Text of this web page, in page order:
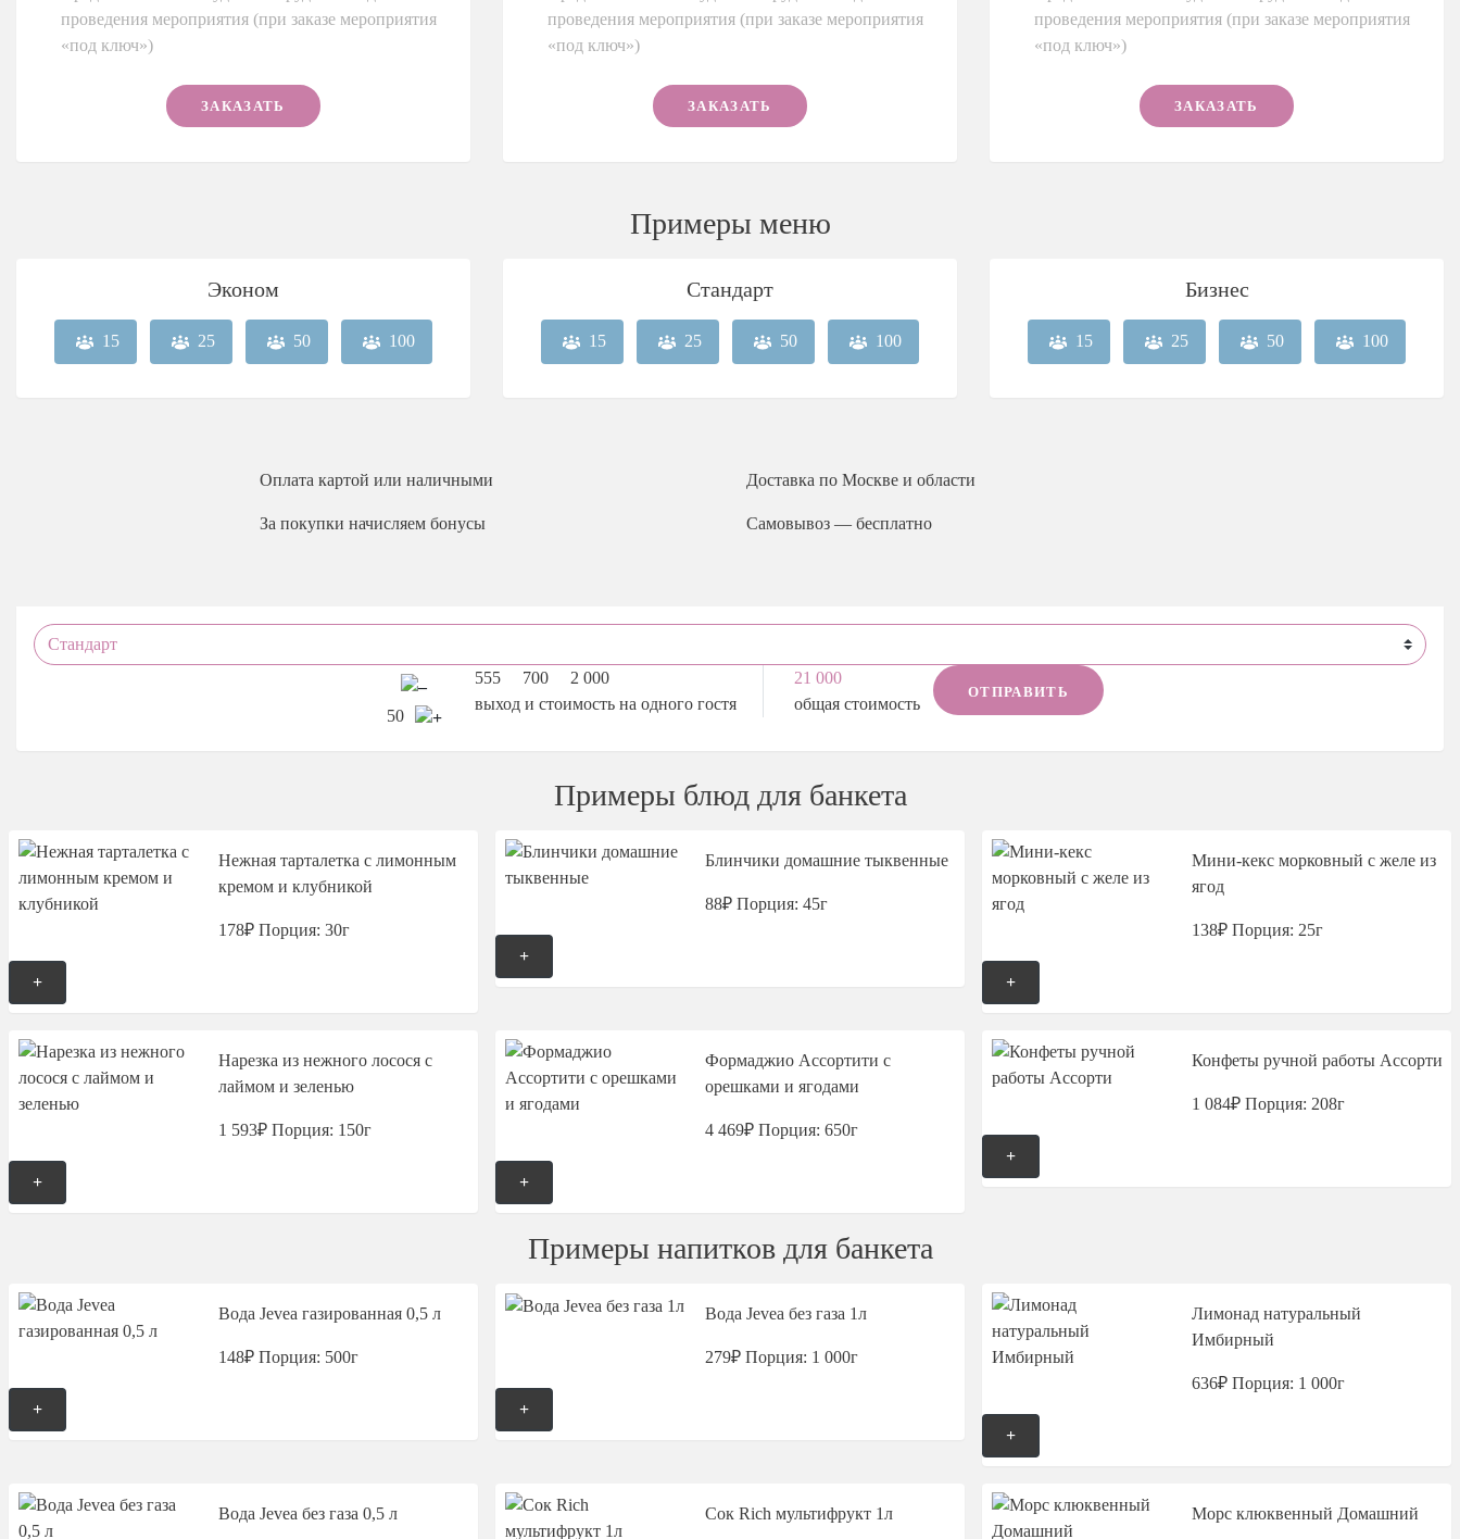
проведения мероприятия (при заказе мероприятия
«под ключ»)
ЗАКАЗАТЬ
проведения мероприятия (при заказе мероприятия
«под ключ»)
ЗАКАЗАТЬ
проведения мероприятия (при заказе мероприятия
«под ключ»)
ЗАКАЗАТЬ
Примеры меню
Эконом
15 25 50 100
Стандарт
15 25 50 100
Бизнес
15 25 50 100
Оплата картой или наличными
За покупки начисляем бонусы
Доставка по Москве и области
Самовывоз — бесплатно
50
555 700
2 000
выход и стоимость на одного гостя
21 000
общая стоимость
ОТПРАВИТЬ
Примеры блюд для банкета
Нежная тарталетка с лимонным
кремом и клубникой
178₽ Порция: 30г
+
Блинчики домашние тыквенные
88₽ Порция: 45г
+
Мини-кекс морковный с желе из
ягод
138₽ Порция: 25г
+
Нарезка из нежного лосося с
лаймом и зеленью
1 593₽ Порция: 150г
+
Формаджио Ассортити с
орешками и ягодами
4 469₽ Порция: 650г
+
Конфеты ручной работы Ассорти
1 084₽ Порция: 208г
+
Примеры напитков для банкета
Вода Jevea газированная 0,5 л
148₽ Порция: 500г
+
Вода Jevea без газа 1л
279₽ Порция: 1 000г
+
Лимонад натуральный
Имбирный
636₽ Порция: 1 000г
+
Вода Jevea без газа 0,5 л Сок Rich мультифрукт 1л Морс клюквенный Домашний